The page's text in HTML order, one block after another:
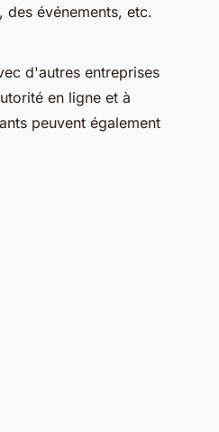
événements, etc.
d'autres entreprises
en ligne et à
peuvent également